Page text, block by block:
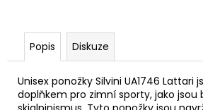
Popis Diskuze
Unisex ponožky Silvini UA1746 Lattari
doplňkem pro zimní sporty, jako jsou